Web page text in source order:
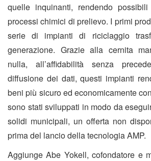
quelle inquinanti, rendendo
processi chimici di prelievo. I primi
serie di impianti di riciclaggio
generazione. Grazie alla cernita
nulla, all’affidabilità senza
diffusione dei dati, questi impianti
beni più sicuro ed economicamente
sono stati sviluppati in modo da
solidi municipali, un offerta non
prima del lancio della tecnologia AMP.
Aggiunge Abe Yokell, cofondatore e